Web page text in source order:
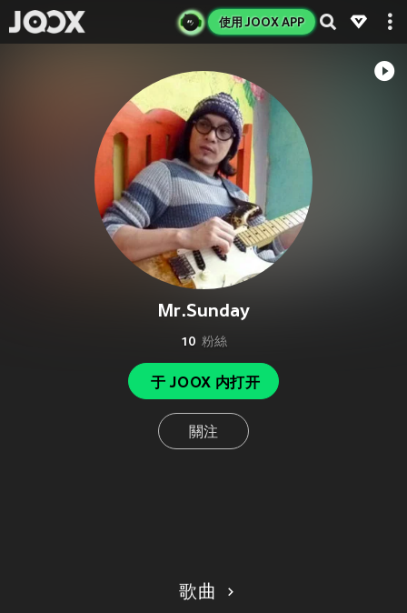
使用 JOOX APP
Mr.Sunday
10 粉絲
于 JOOX 内打开
關注
歌曲